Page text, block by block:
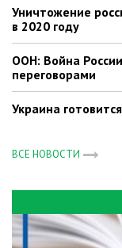
Уничтожение
в 2020 году
ООН: Война
переговорами
Украина
ВСЕ НОВОСТИ